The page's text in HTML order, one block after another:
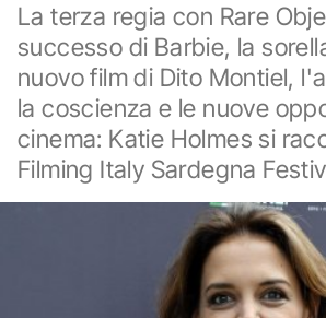
La terza regia con Rare
successo di Barbie, la
nuovo film di Dito Montiel,
la coscienza e le nuove
cinema: Katie Holmes si
Filming Italy Sardegna